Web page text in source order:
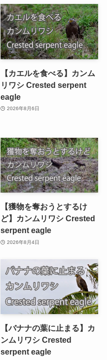
【カエルを食べる】カンム
リワシ Crested serpent
eagle
2026年8月6日
【獲物を奪おうとするけ
ど】カンムリワシ Crested
serpent eagle
2026年8月4日
【バナナの葉に止まる】カ
ンムリワシ Crested
serpent eagle